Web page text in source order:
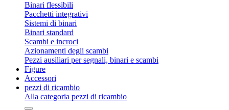
Binari flessibili
Pacchetti integrativi
Sistemi di binari
Binari standard
Scambi e incroci
Azionamenti degli scambi
Pezzi ausiliari per segnali, binari e scambi
Figure
Accessori
pezzi di ricambio
Alla categoria pezzi di ricambio